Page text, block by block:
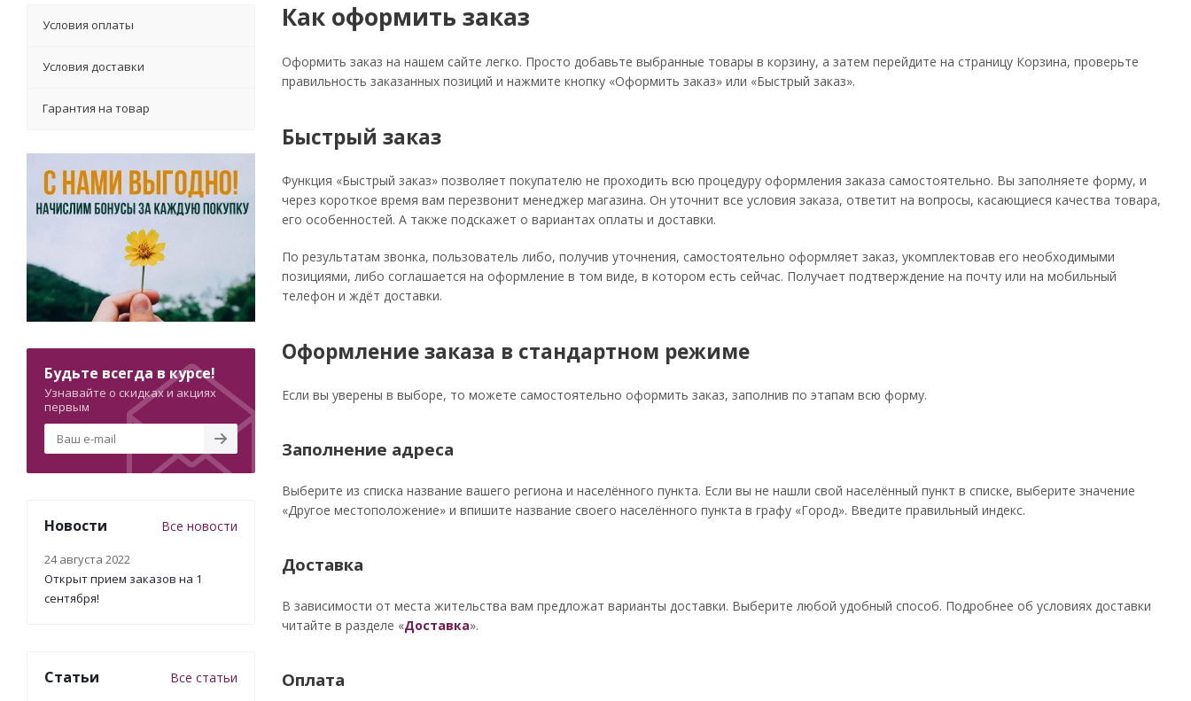
Как оформить заказ
Оформить заказ на нашем сайте легко. Просто добавьте выбранные товары в корзину, а затем перейдите на страницу Корзина, проверьте
правильность заказанных позиций и нажмите кнопку «Оформить заказ» или «Быстрый заказ».
Быстрый заказ
Функция «Быстрый заказ» позволяет покупателю не проходить всю процедуру оформления заказа самостоятельно. Вы заполняете форму, и
через короткое время вам перезвонит менеджер магазина. Он уточнит все условия заказа, ответит на вопросы, касающиеся качества товара,
его особенностей. А также подскажет о вариантах оплаты и доставки.
По результатам звонка, пользователь либо, получив уточнения, самостоятельно оформляет заказ, укомплектовав его необходимыми
позициями, либо соглашается на оформление в том виде, в котором есть сейчас. Получает подтверждение на почту или на мобильный
телефон и ждёт доставки.
Оформление заказа в стандартном режиме
Если вы уверены в выборе, то можете самостоятельно оформить заказ, заполнив по этапам всю форму.
Заполнение адреса
Выберите из списка название вашего региона и населённого пункта. Если вы не нашли свой населённый пункт в списке, выберите значение
«Другое местоположение» и впишите название своего населённого пункта в графу «Город». Введите правильный индекс.
Доставка
В зависимости от места жительства вам предложат варианты доставки. Выберите любой удобный способ. Подробнее об условиях доставки
читайте в разделе «Доставка».
Оплата
Условия оплаты
Условия доставки
Гарантия на товар
Будьте всегда в курсе!
Узнавайте о скидках и акциях
первым
Новости Все новости
24 августа 2022
Открыт прием заказов на 1
сентября!
Статьи Все статьи